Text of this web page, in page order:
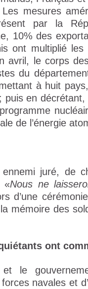
mesures
par la
10% des
ont multiplié
avril, le corps
du
à huit
puis en
de l’énergie
juré, de
«Nous ne
d’une
mémoire des
ont
le
navales et